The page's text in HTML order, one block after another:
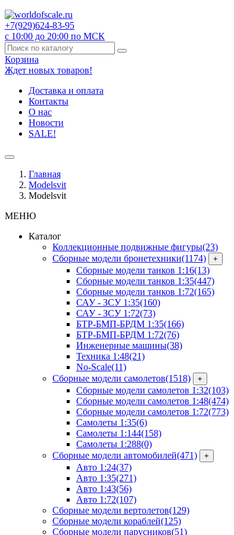
+7(929)624-83-95
с 10:00 до 20:00 по МСК
Корзина
Ждет новых товаров!
Доставка и оплата
Контакты
О нас
Новости
SALE!
Главная
Modelsvit
Modelsvit
МЕНЮ
Каталог
Коллекционные подвижные фигуры(23)
Сборные модели бронетехники(1174) +
Сборные модели танков 1:16(13)
Сборные модели танков 1:35(447)
Сборные модели танков 1:72(165)
САУ - ЗСУ 1:35(160)
САУ - ЗСУ 1:72(73)
БТР-БМП-БРДМ 1:35(166)
БТР-БМП-БРДМ 1:72(76)
Инженерные машины(38)
Техника 1:48(21)
No-Scale(11)
Сборные модели самолетов(1518) +
Сборные модели самолетов 1:32(103)
Сборные модели самолетов 1:48(474)
Сборные модели самолетов 1:72(773)
Самолеты 1:35(6)
Самолеты 1:144(158)
Самолеты 1:288(0)
Сборные модели автомобилей(471) +
Авто 1:24(37)
Авто 1:35(271)
Авто 1:43(56)
Авто 1:72(107)
Сборные модели вертолетов(129)
Сборные модели кораблей(125)
Сборные модели парусников(51)